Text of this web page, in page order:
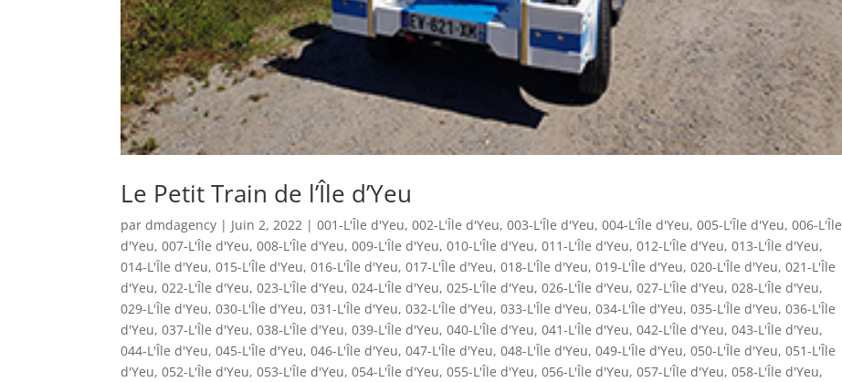
Le Petit Train de l’Île d’Yeu
par dmdagency | Juin 2, 2022 | 001-L'Île d'Yeu, 002-L'Île d'Yeu, 003-L'Île d'Yeu, 004-L'Île d'Yeu, 005-L'Île d'Yeu, 006-L'Île
d'Yeu, 007-L'Île d'Yeu, 008-L'Île d'Yeu, 009-L'Île d'Yeu, 010-L'Île d'Yeu, 011-L'Île d'Yeu, 012-L'Île d'Yeu, 013-L'Île d'Yeu,
014-L'Île d'Yeu, 015-L'Île d'Yeu, 016-L'Île d'Yeu, 017-L'Île d'Yeu, 018-L'Île d'Yeu, 019-L'Île d'Yeu, 020-L'Île d'Yeu, 021-L'Île
d'Yeu, 022-L'Île d'Yeu, 023-L'Île d'Yeu, 024-L'Île d'Yeu, 025-L'Île d'Yeu, 026-L'Île d'Yeu, 027-L'Île d'Yeu, 028-L'Île d'Yeu,
029-L'Île d'Yeu, 030-L'Île d'Yeu, 031-L'Île d'Yeu, 032-L'Île d'Yeu, 033-L'Île d'Yeu, 034-L'Île d'Yeu, 035-L'Île d'Yeu, 036-L'Île
d'Yeu, 037-L'Île d'Yeu, 038-L'Île d'Yeu, 039-L'Île d'Yeu, 040-L'Île d'Yeu, 041-L'Île d'Yeu, 042-L'Île d'Yeu, 043-L'Île d'Yeu,
044-L'Île d'Yeu, 045-L'Île d'Yeu, 046-L'Île d'Yeu, 047-L'Île d'Yeu, 048-L'Île d'Yeu, 049-L'Île d'Yeu, 050-L'Île d'Yeu, 051-L'Île
d'Yeu, 052-L'Île d'Yeu, 053-L'Île d'Yeu, 054-L'Île d'Yeu, 055-L'Île d'Yeu, 056-L'Île d'Yeu, 057-L'Île d'Yeu, 058-L'Île d'Yeu,